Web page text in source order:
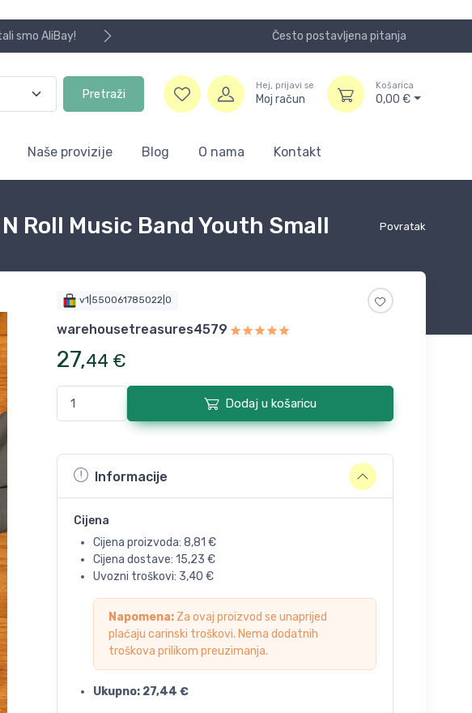
smo AliBay! Često postavljena pitanja
Pretraži
Hej, prijavi se
Moj račun
Košarica
0,00 €
Naše provizije Blog O nama Kontakt
Povratak
Roll Music Band Youth Small
v1|550061785022|0
warehousetreasures4579
27,44 €
Dodaj u košaricu
Informacije
Cijena
Cijena proizvoda: 8,81 €
Cijena dostave: 15,23 €
Uvozni troškovi: 3,40 €
Napomena:Za ovaj proizvod se unaprijed
plaćaju carinski troškovi. Nema dodatnih
troškova prilikom preuzimanja.
Ukupno: 27,44 €